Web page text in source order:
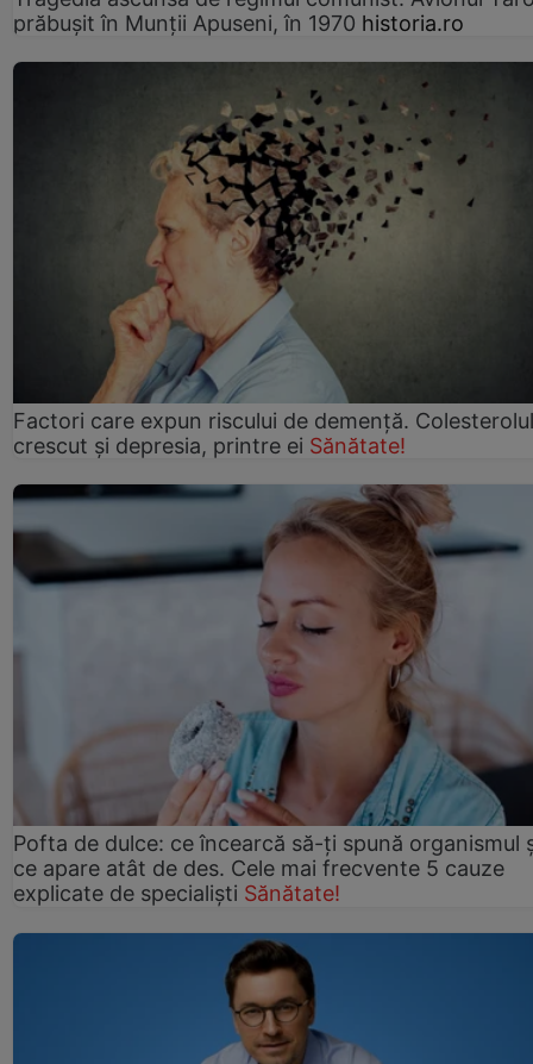
prăbușit în Munții Apuseni, în 1970 historia.ro
Factori care expun riscului de demență. Colesterolul
crescut şi depresia, printre ei Sănătate!
Pofta de dulce: ce încearcă să-ți spună organismul
ce apare atât de des. Cele mai frecvente 5 cauze
explicate de specialiști Sănătate!